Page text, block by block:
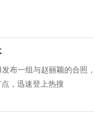
布一组与赵丽颖的合照
，迅速登上热搜